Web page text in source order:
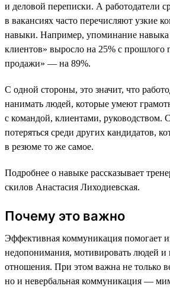
и деловой переписки. А работодатели
в вакансиях часто перечисляют узкие
навыки. Например, упоминание навыка
клиентов» выросло на 25% с прошлого
продажи» — на 89%.
С одной стороны, это значит, что
нанимать людей, которые умеют
с командой, клиентами, руководством.
потеряться среди других кандидатов,
в резюме то же самое.
Подробнее о навыке рассказывает
скилов Анастасия Лиходиевская.
Почему это важно
Эффективная коммуникация помогает
недопонимания, мотивировать людей и
отношения. При этом важна не только
но и невербальная коммуникация —